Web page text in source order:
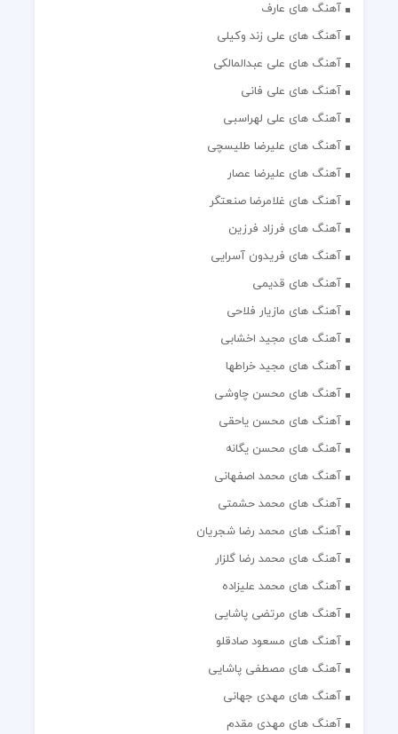
آهنگ های عارف
آهنگ های علی زند وکیلی
آهنگ های علی عبدالمالکی
آهنگ های علی فانی
آهنگ های علی لهراسبی
آهنگ های علیرضا طلیسچی
آهنگ های علیرضا عصار
آهنگ های غلامرضا صنعتگر
آهنگ های فرزاد فرزین
آهنگ های فریدون آسرایی
آهنگ های قدیمی
آهنگ های مازیار فلاحی
آهنگ های مجید اخشابی
آهنگ های مجید خراطها
آهنگ های محسن چاوشی
آهنگ های محسن یاحقی
آهنگ های محسن یگانه
آهنگ های محمد اصفهانی
آهنگ های محمد حشمتی
آهنگ های محمد رضا شجریان
آهنگ های محمد رضا گلزار
آهنگ های محمد علیزاده
آهنگ های مرتضی پاشایی
آهنگ های مسعود صادقلو
آهنگ های مصطفی پاشایی
آهنگ های مهدی جهانی
آهنگ های مهدی مقدم